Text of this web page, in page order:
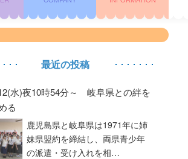
最近の投稿
水)夜10時54分～ 岐阜県との絆を
る
鹿児島県と岐阜県は1971年に姉
妹県盟約を締結し、両県青少年
の派遣・受け入れを相…